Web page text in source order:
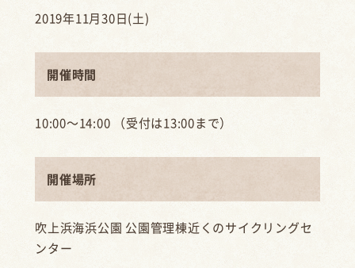
2019年11月30日(土)
開催時間
10:00〜14:00 （受付は13:00まで）
開催場所
吹上浜海浜公園 公園管理棟近くのサイクリングセ
ンター